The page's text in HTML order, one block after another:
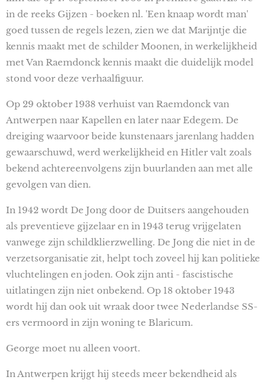
in de reeks Gijzen - boeken nl. 'Een knaap wordt man'
goed tussen de regels lezen, zien we dat Marijntje die
kennis maakt met de schilder Moonen, in werkelijkheid
met Van Raemdonck kennis maakt die duidelijk model
stond voor deze verhaalfiguur.
Op 29 oktober 1938 verhuist van Raemdonck van
Antwerpen naar Kapellen en later naar Edegem. De
dreiging waarvoor beide kunstenaars jarenlang hadden
gewaarschuwd, werd werkelijkheid en Hitler valt zoals
bekend achtereenvolgens zijn buurlanden aan met alle
gevolgen van dien.
In 1942 wordt De Jong door de Duitsers aangehouden
als preventieve gijzelaar en in 1943 terug vrijgelaten
vanwege zijn schildklierzwelling. De Jong die niet in de
verzetsorganisatie zit, helpt toch zoveel hij kan politieke
vluchtelingen en joden. Ook zijn anti - fascistische
uitlatingen zijn niet onbekend. Op 18 oktober 1943
wordt hij dan ook uit wraak door twee Nederlandse SS-
ers vermoord in zijn woning te Blaricum.
George moet nu alleen voort.
In Antwerpen krijgt hij steeds meer bekendheid als